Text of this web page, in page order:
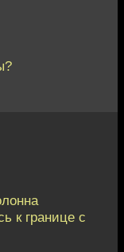
к границе с